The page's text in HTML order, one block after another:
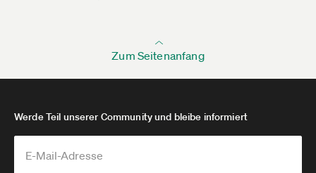
Zum Seitenanfang
Werde Teil unserer Community und bleibe informiert